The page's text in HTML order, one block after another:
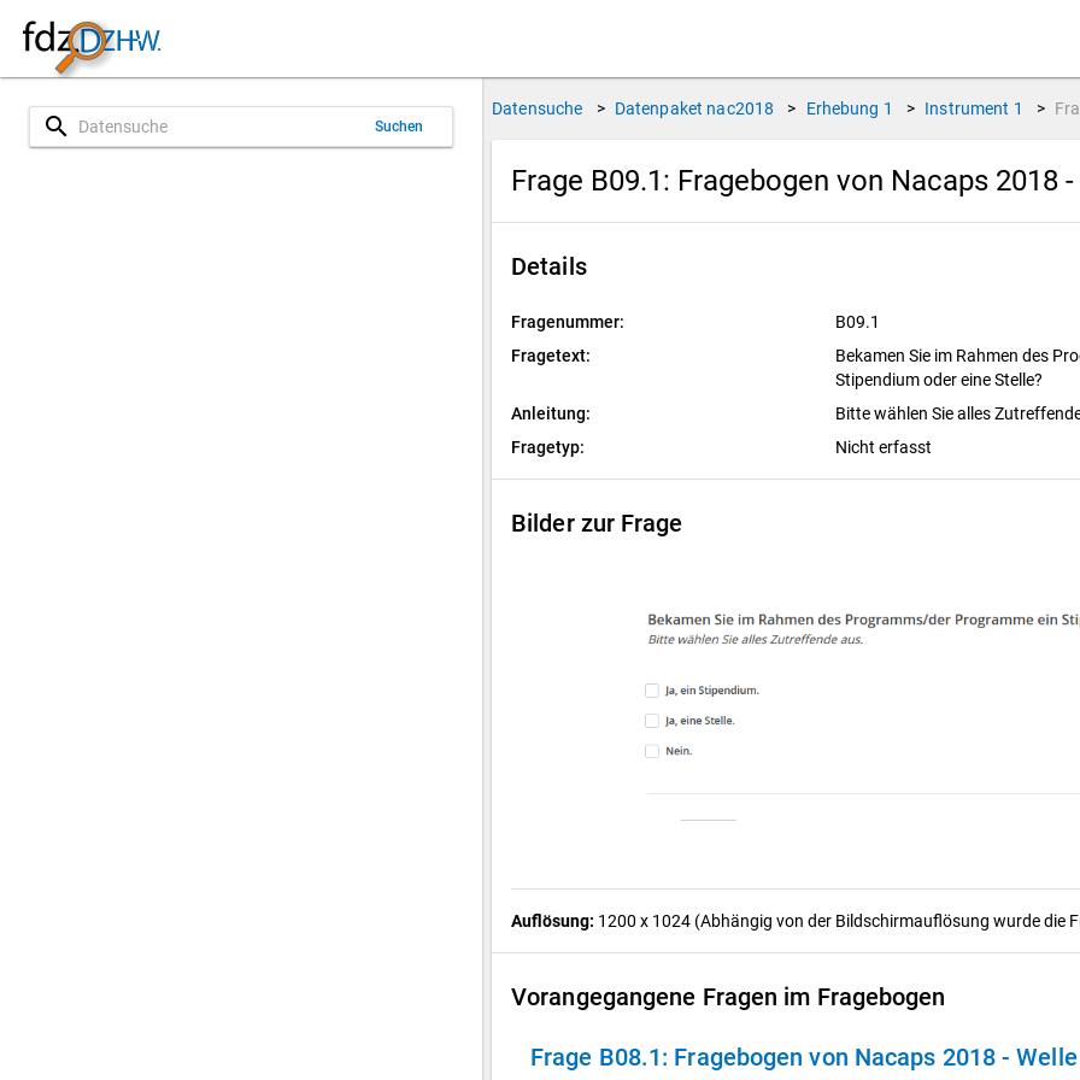
search Suchen
Datensuche > Datenpaket nac2018 > Erhebung 1 > Instrument 1 >
Frage B09.1: Fragebogen von Nacaps 2018 -
Details
Fragenummer:
B09.1
Fragetext:
Bekamen Sie im Rahmen des
Stipendium oder eine Stelle?
Anleitung:
Bitte wählen Sie alles
Fragetyp:
Nicht erfasst
Bilder zur Frage
Auflösung: 1200 x 1024 (Abhängig von der Bildschirmauflösung wurde die
Vorangegangene Fragen im Fragebogen
Frage B08.1: Fragebogen von Nacaps 2018 - Welle